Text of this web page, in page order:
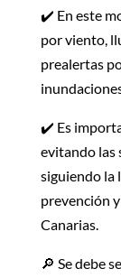
✔️ En este
por viento,
prealertas
✔️ Es
evitando las
siguiendo la
prevención
Canarias.
🔎 Se debe